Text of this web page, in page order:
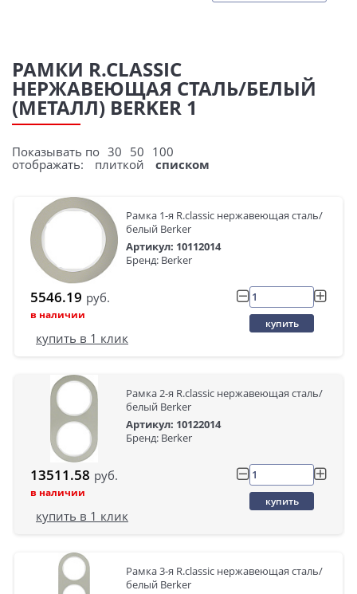
РАМКИ R.CLASSIC
НЕРЖАВЕЮЩАЯ СТАЛЬ/БЕЛЫЙ
(МЕТАЛЛ) BERKER 1
Показывать по 30 50 100
отображать:
плиткой списком
Рамка 1-я R.classic нержавеющая сталь/
белый Berker
Артикул: 10112014
Бренд: Berker
5546.19 руб.
в наличии
купить
купить в 1 клик
Рамка 2-я R.classic нержавеющая сталь/
белый Berker
Артикул: 10122014
Бренд: Berker
13511.58 руб.
в наличии
купить
купить в 1 клик
Рамка 3-я R.classic нержавеющая сталь/
белый Berker